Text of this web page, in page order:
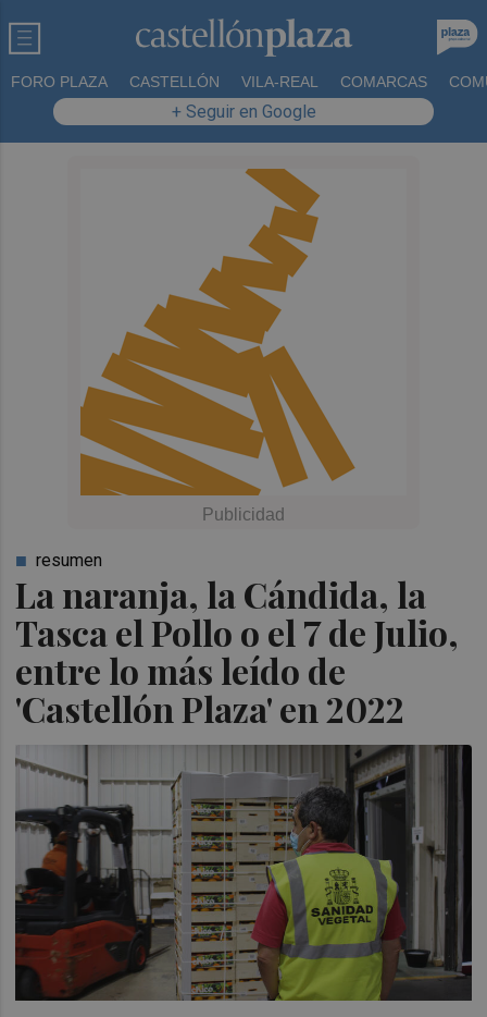
FORO PLAZA CASTELLÓN VILA-REAL COMARCAS
+ Seguir en Google
La naranja, la Cándida, la
Tasca el Pollo o el 7 de Julio,
entre lo más leído de
'Castellón Plaza' en 2022
resumen